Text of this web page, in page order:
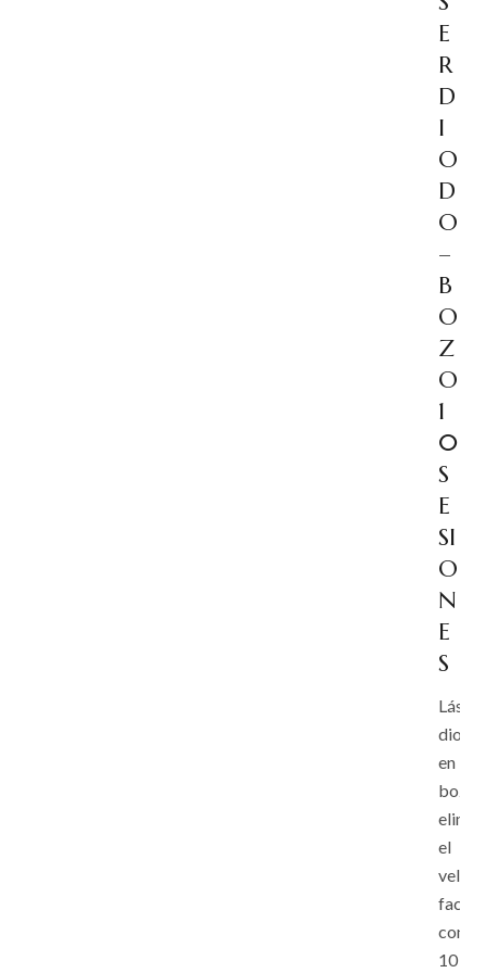
E
R
D
I
O
D
O
–
B
O
Z
O
1
0
S
E
SI
O
N
E
S
Láser
diodo
en
bozo:
el
vello
facial
con
10